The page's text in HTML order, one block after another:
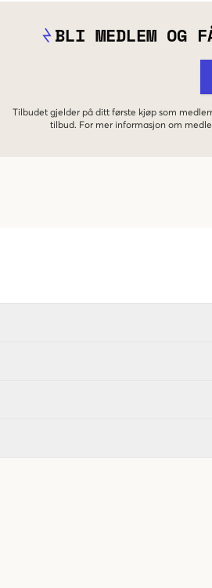
BLI MEDLEM OG
Tilbudet gjelder på ditt første kjøp som
tilbud. For mer informasjon om